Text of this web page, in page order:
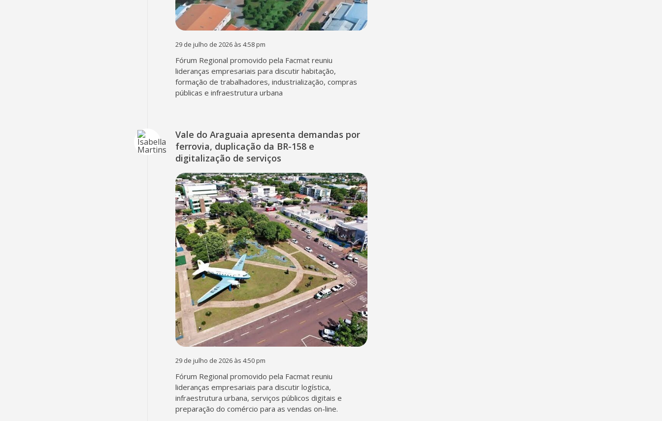
29 de julho de 2026 às 4:58 pm
Fórum Regional promovido pela Facmat reuniu
lideranças empresariais para discutir habitação,
formação de trabalhadores, industrialização, compras
públicas e infraestrutura urbana
Vale do Araguaia apresenta demandas por
ferrovia, duplicação da BR-158 e
digitalização de serviços
29 de julho de 2026 às 4:50 pm
Fórum Regional promovido pela Facmat reuniu
lideranças empresariais para discutir logística,
infraestrutura urbana, serviços públicos digitais e
preparação do comércio para as vendas on-line.